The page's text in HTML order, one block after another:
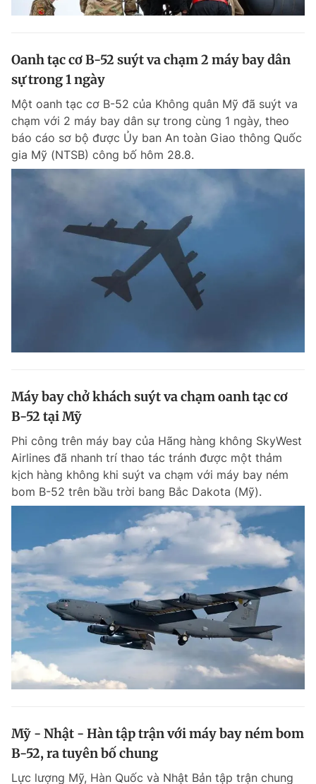
Oanh tạc cơ B-52 suýt va chạm 2 máy bay dân
sự trong 1 ngày
Một oanh tạc cơ B-52 của Không quân Mỹ đã suýt va
chạm với 2 máy bay dân sự trong cùng 1 ngày, theo
báo cáo sơ bộ được Ủy ban An toàn Giao thông Quốc
gia Mỹ (NTSB) công bố hôm 28.8.
Máy bay chở khách suýt va chạm oanh tạc cơ
B-52 tại Mỹ
Phi công trên máy bay của Hãng hàng không SkyWest
Airlines đã nhanh trí thao tác tránh được một thảm
kịch hàng không khi suýt va chạm với máy bay ném
bom B-52 trên bầu trời bang Bắc Dakota (Mỹ).
Mỹ - Nhật - Hàn tập trận với máy bay ném bom
B-52, ra tuyên bố chung
Lực lượng Mỹ, Hàn Quốc và Nhật Bản tập trận chung